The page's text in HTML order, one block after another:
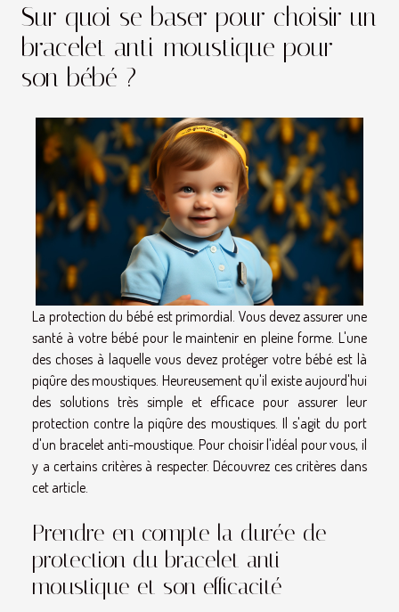
Sur quoi se baser pour choisir un
bracelet anti-moustique pour
son bébé ?
La protection du bébé est primordial. Vous devez assurer une
santé à votre bébé pour le maintenir en pleine forme. L'une
des choses à laquelle vous devez protéger votre bébé est là
piqûre des moustiques. Heureusement qu'il existe aujourd'hui
des solutions très simple et efficace pour assurer leur
protection contre la piqûre des moustiques. Il s'agit du port
d'un bracelet anti-moustique. Pour choisir l'idéal pour vous, il
y a certains critères à respecter. Découvrez ces critères dans
cet article.
Prendre en compte la durée de
protection du bracelet anti-
moustique et son efficacité